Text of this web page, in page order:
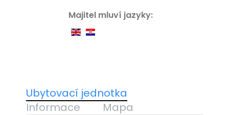
Majitel mluví jazyky:
Ubytovací jednotka
Informace
Mapa